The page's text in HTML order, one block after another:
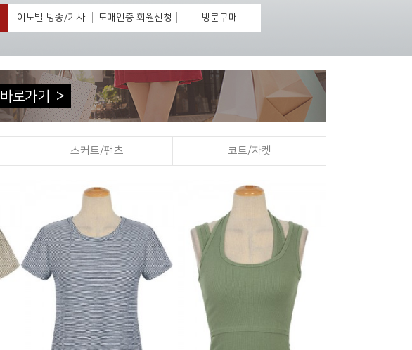
이노빌 방송/기사 도매인증 회원신청 방문구매
바로가기 >
스커트/팬츠 코트/자켓